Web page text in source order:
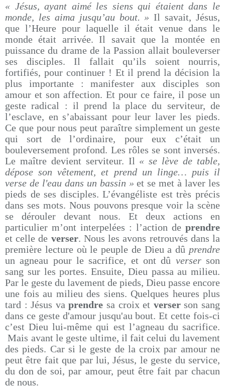
« Jésus, ayant aimé les siens qui étaient dans le
monde, les aima jusqu’au bout. » Il savait, Jésus,
que l’Heure pour laquelle il était venue dans le
monde était arrivée. Il savait que la montée en
puissance du drame de la Passion allait bouleverser
ses disciples. Il fallait qu’ils soient nourris,
fortifiés, pour continuer ! Et il prend la décision la
plus importante : manifester aux disciples son
amour et son affection. Et pour ce faire, il pose un
geste radical : il prend la place du serviteur, de
l’esclave, en s’abaissant pour leur laver les pieds.
Ce que pour nous peut paraître simplement un geste
qui sort de l’ordinaire, pour eux c’était un
bouleversement profond. Les rôles se sont inversés.
Le maître devient serviteur. Il « se lève de table,
dépose son vêtement, et prend un linge… puis il
verse de l'eau dans un bassin » et se met à laver les
pieds de ses disciples. L’évangéliste est très précis
dans ses mots. Nous pouvons presque voir la scène
se dérouler devant nous. Et deux actions en
particulier m’ont interpelées : l’action de prendre
et celle de verser. Nous les avons retrouvés dans la
première lecture où le peuple de Dieu a dû prendre
un agneau pour le sacrifice, et ont dû verserson
sang sur les portes. Ensuite, Dieu passa au milieu.
Par le geste du lavement de pieds, Dieu passe encore
une fois au milieu des siens. Quelques heures plus
tard : Jésus vaprendre sa croix et verserson sang
dans ce geste d'amour jusqu'au bout. Et cette fois-ci
c’est Dieu lui-même qui est l’agneau du sacrifice.
Mais avant le geste ultime, il fait celui du lavement
des pieds. Car si le geste de la croix par amour ne
peut être fait que par lui, Jésus, le geste du service,
du don de soi, par amour, peut être fait par chacun
de nous.